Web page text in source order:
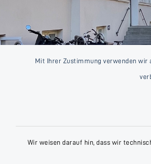
Mit Ihrer Zustimmung verwenden wir
Wir weisen darauf hin, dass wir